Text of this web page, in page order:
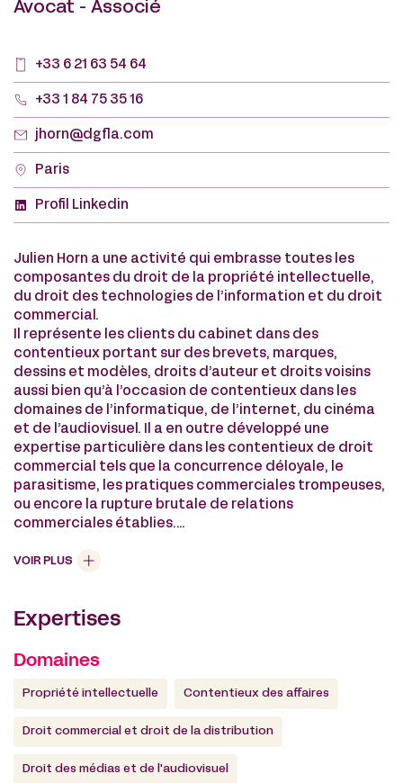
Avocat - Associé
+33 6 21 63 54 64
+33 1 84 75 35 16
jhorn@dgfla.com
Paris
Profil Linkedin
Julien Horn a une activité qui embrasse toutes les
composantes du droit de la propriété intellectuelle,
du droit des technologies de l’information et du droit
commercial.
Il représente les clients du cabinet dans des
contentieux portant sur des brevets, marques,
dessins et modèles, droits d’auteur et droits voisins
aussi bien qu’à l’occasion de contentieux dans les
domaines de l’informatique, de l’internet, du cinéma
et de l’audiovisuel. Il a en outre développé une
expertise particulière dans les contentieux de droit
commercial tels que la concurrence déloyale, le
parasitisme, les pratiques commerciales trompeuses,
ou encore la rupture brutale de relations
commerciales établies.
matière de conseil, de négociation contractuelle ou
propriété intellectuelle ou d’actifs technologiques.
de constitution, de gestion et de défense de leurs
ce, dans le monde entier.
intellectuelle dans les Master 2 « Droit des Créations
l’Université Paris-XI.
VOIR PLUS
Expertises
Domaines
Propriété intellectuelle Contentieux des affaires
Droit commercial et droit de la distribution
Droit des médias et de l'audiovisuel